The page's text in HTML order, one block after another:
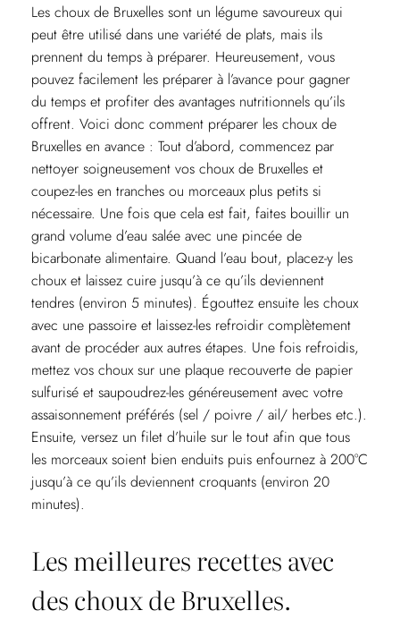
Les choux de Bruxelles sont un légume savoureux qui
peut être utilisé dans une variété de plats, mais ils
prennent du temps à préparer. Heureusement, vous
pouvez facilement les préparer à l’avance pour gagner
du temps et profiter des avantages nutritionnels qu’ils
offrent. Voici donc comment préparer les choux de
Bruxelles en avance : Tout d’abord, commencez par
nettoyer soigneusement vos choux de Bruxelles et
coupez-les en tranches ou morceaux plus petits si
nécessaire. Une fois que cela est fait, faites bouillir un
grand volume d’eau salée avec une pincée de
bicarbonate alimentaire. Quand l’eau bout, placez-y les
choux et laissez cuire jusqu’à ce qu’ils deviennent
tendres (environ 5 minutes). Égouttez ensuite les choux
avec une passoire et laissez-les refroidir complètement
avant de procéder aux autres étapes. Une fois refroidis,
mettez vos choux sur une plaque recouverte de papier
sulfurisé et saupoudrez-les généreusement avec votre
assaisonnement préférés (sel / poivre / ail/ herbes etc.).
Ensuite, versez un filet d’huile sur le tout afin que tous
les morceaux soient bien enduits puis enfournez à 200°C
jusqu’à ce qu’ils deviennent croquants (environ 20
minutes).
Les meilleures recettes avec
des choux de Bruxelles.